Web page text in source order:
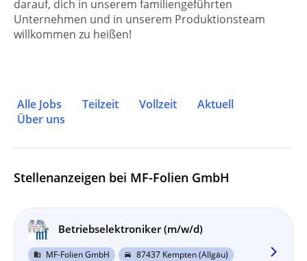
darauf, dich in unserem familiengeführten
Unternehmen und in unserem Produktionsteam
willkommen zu heißen!
Alle Jobs Teilzeit Vollzeit
Aktuell
Über uns
Stellenanzeigen bei MF-Folien GmbH
Betriebselektroniker (m/w/d)
business MF-Folien GmbH directions_car 87437 Kempten (Allgäu) arrow_forward_ios